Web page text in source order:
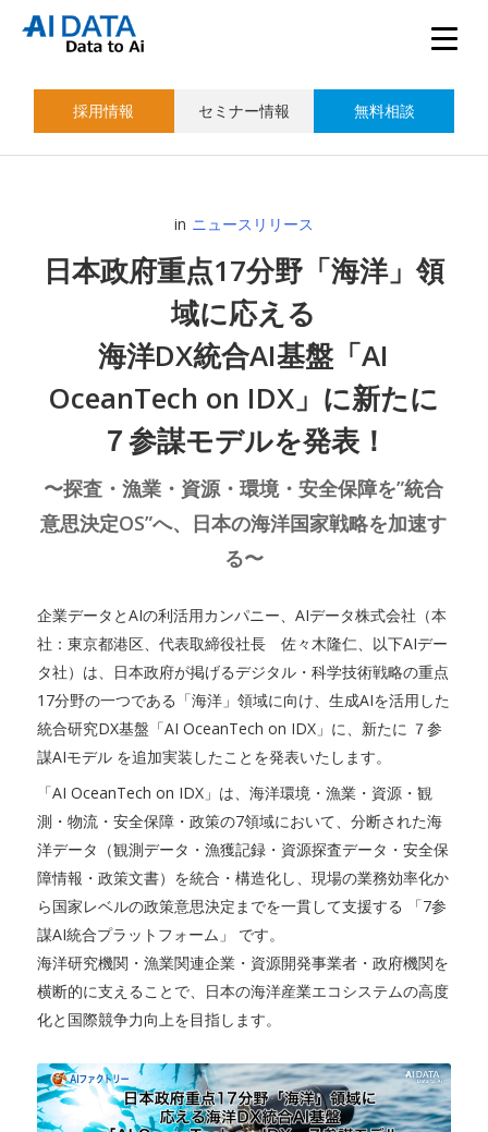
採用情報 セミナー情報 無料相談
in ニュースリリース
日本政府重点17分野「海洋」領
域に応える
海洋DX統合AI基盤「AI
OceanTech on IDX」に新たに
７参謀モデルを発表！
〜探査・漁業・資源・環境・安全保障を”統合
意思決定OS”へ、日本の海洋国家戦略を加速す
る〜
企業データとAIの利活用カンパニー、AIデータ株式会社（本
社：東京都港区、代表取締役社長 佐々木隆仁、以下AIデー
タ社）は、日本政府が掲げるデジタル・科学技術戦略の重点
17分野の一つである「海洋」領域に向け、生成AIを活用した
統合研究DX基盤「AI OceanTech on IDX」に、新たに ７参
謀AIモデル を追加実装したことを発表いたします。
「AI OceanTech on IDX」は、海洋環境・漁業・資源・観
測・物流・安全保障・政策の7領域において、分断された海
洋データ（観測データ・漁獲記録・資源探査データ・安全保
障情報・政策文書）を統合・構造化し、現場の業務効率化か
ら国家レベルの政策意思決定までを一貫して支援する 「7参
謀AI統合プラットフォーム」 です。
海洋研究機関・漁業関連企業・資源開発事業者・政府機関を
横断的に支えることで、日本の海洋産業エコシステムの高度
化と国際競争力向上を目指します。